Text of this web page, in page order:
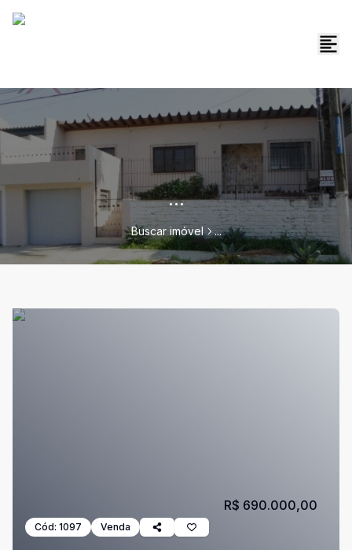
...
Buscar imóvel ...
Cód: 1097 Venda
R$ 690.000,00